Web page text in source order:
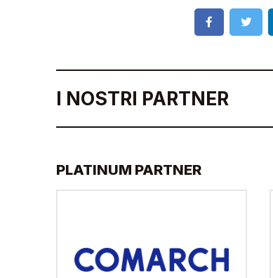
I NOSTRI PARTNER
PLATINUM PARTNER